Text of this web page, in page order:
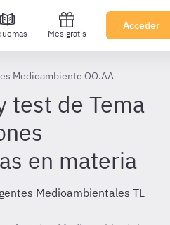
Mes gratis
Acceder
Medioambiente OO.AA
test de Tema
en materia
Medioambientales TL